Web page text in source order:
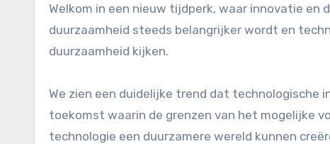
Welkom in een nieuw tijdperk, waar innovatie en duurzaamheid hand in hand gaan. We leven in een tijd waarin
duurzaamheid steeds belangrijker wordt en
duurzaamheid kijken.
We zien een duidelijke trend dat technologische
toekomst waarin de grenzen van het mogelijke
technologie een duurzamere wereld kunnen